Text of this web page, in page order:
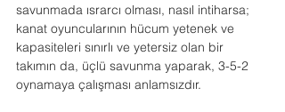
savunmada ısrarcı olması, nasıl intiharsa;
kanat oyuncularının hücum yetenek ve
kapasiteleri sınırlı ve yetersiz olan bir
takımın da, üçlü savunma yaparak, 3-5-2
oynamaya çalışması anlamsızdır.